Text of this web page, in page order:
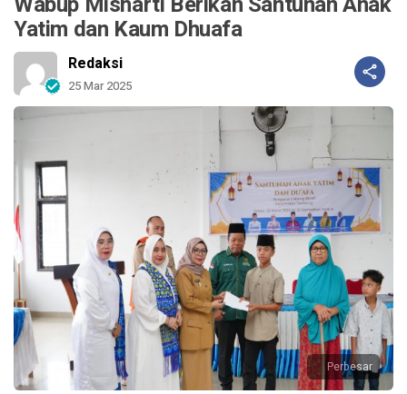
Yatim dan Kaum Dhuafa
Redaksi
25 Mar 2025
Perbesar